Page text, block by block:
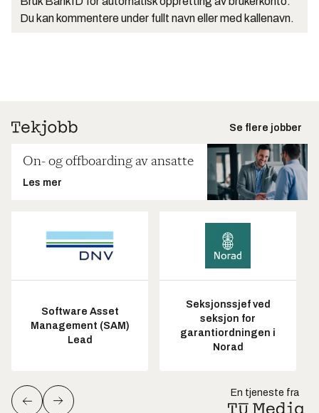
Du kan kommentere under fullt navn eller med kallenavn.
Se flere jobber
On- og offboarding av ansatte
Les mer
Software Asset
Management (SAM)
Lead
Seksjonssjef ved
seksjon for
garantiordningen i
Norad
En tjeneste fra